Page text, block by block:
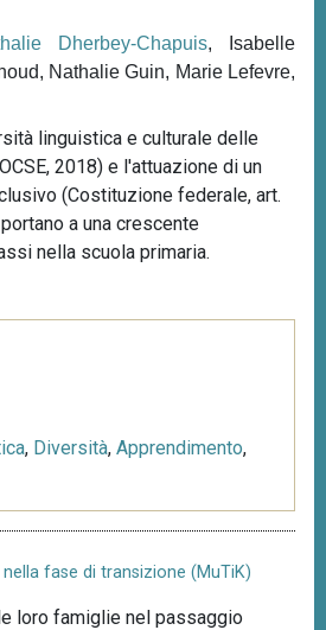
Dherbey-Chapuis, Isabelle
Nathalie Guin, Marie Lefevre,
linguistica e culturale delle
2018) e l'attuazione di un
(Costituzione federale, art.
a una crescente
nella scuola primaria.
, Diversità, Apprendimento,
fase di transizione (MuTiK)
loro famiglie nel passaggio